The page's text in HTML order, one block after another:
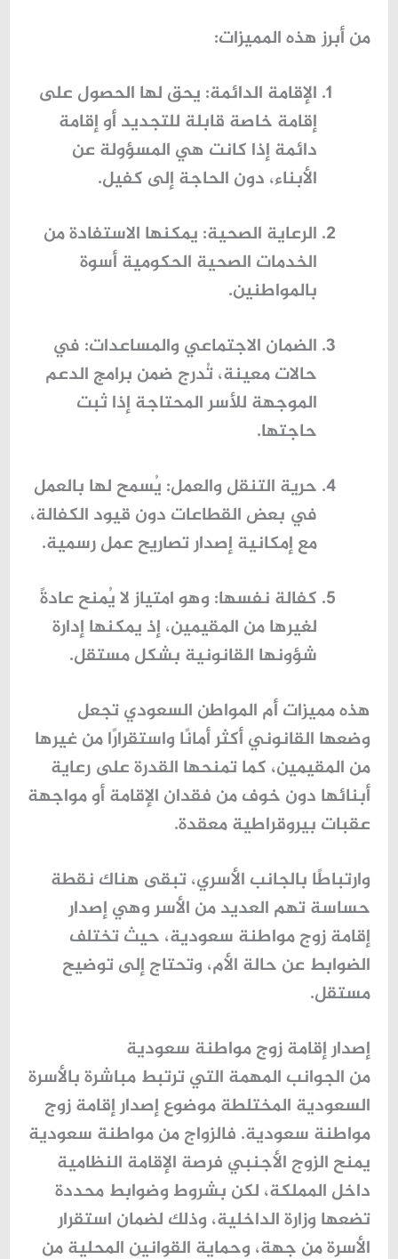
من أبرز هذه المميزات:
الإقامة الدائمة: يحق لها الحصول على
إقامة خاصة قابلة للتجديد أو إقامة
دائمة إذا كانت هي المسؤولة عن
الأبناء، دون الحاجة إلى كفيل.
الرعاية الصحية: يمكنها الاستفادة من
الخدمات الصحية الحكومية أسوة
بالمواطنين.
الضمان الاجتماعي والمساعدات: في
حالات معينة، تُدرج ضمن برامج الدعم
الموجهة للأسر المحتاجة إذا ثبت
حاجتها.
حرية التنقل والعمل: يُسمح لها بالعمل
في بعض القطاعات دون قيود الكفالة،
مع إمكانية إصدار تصاريح عمل رسمية.
كفالة نفسها: وهو امتياز لا يُمنح عادةً
لغيرها من المقيمين، إذ يمكنها إدارة
شؤونها القانونية بشكل مستقل.
هذهمميزات أم المواطن السعوديتجعل
وضعها القانوني أكثر أمانًا واستقرارًا من غيرها
من المقيمين، كما تمنحها القدرة على رعاية
أبنائها دون خوف من فقدان الإقامة أو مواجهة
عقبات بيروقراطية معقدة.
وارتباطًا بالجانب الأسري، تبقى هناك نقطة
حساسة تهم العديد من الأسر وهيإصدار
إقامة زوج مواطنة سعودية، حيث تختلف
الضوابط عن حالة الأم، وتحتاج إلى توضيح
مستقل.
إصدار إقامة زوج مواطنة سعودية
من الجوانب المهمة التي ترتبط مباشرة بالأسرة
السعودية المختلطة موضوعإصدار إقامة زوج
مواطنة سعودية. فالزواج من مواطنة سعودية
يمنح الزوج الأجنبي فرصة الإقامة النظامية
داخل المملكة، لكن بشروط وضوابط محددة
تضعها وزارة الداخلية، وذلك لضمان استقرار
الأسرة من جهة، وحماية القوانين المحلية من